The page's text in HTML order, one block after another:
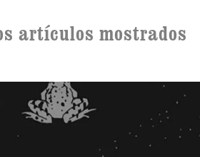
artículos mostrados